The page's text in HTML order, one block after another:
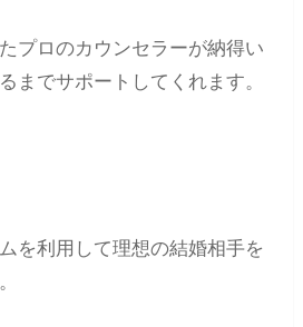
プロのカウンセラーが納得い
までサポートしてくれます。
を利用して理想の結婚相手を